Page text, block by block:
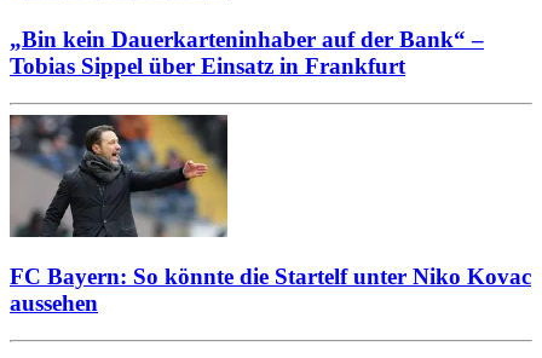
„Bin kein Dauerkarteninhaber auf der Bank“ –
Tobias Sippel über Einsatz in Frankfurt
FC Bayern: So könnte die Startelf unter Niko Kovac
aussehen